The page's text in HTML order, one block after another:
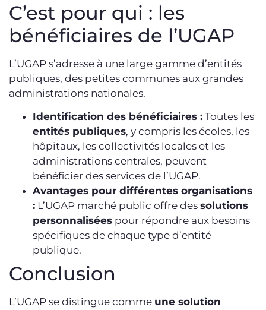
C’est pour qui : les
bénéficiaires de l’UGAP
L’UGAP s’adresse à une large gamme d’entités
publiques, des petites communes aux grandes
administrations nationales.
Identification des bénéficiaires : Toutes les
entités publiques, y compris les écoles, les
hôpitaux, les collectivités locales et les
administrations centrales, peuvent
bénéficier des services de l’UGAP.
Avantages pour différentes organisations
: L’UGAP marché public offre des solutions
personnalisées pour répondre aux besoins
spécifiques de chaque type d’entité
publique.
Conclusion
L’UGAP se distingue comme une solution